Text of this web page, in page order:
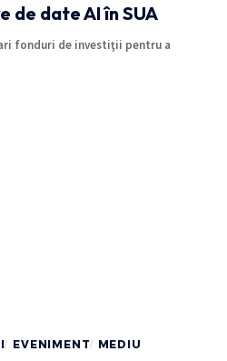
de date AI în SUA
fonduri de investiţii pentru a
EVENIMENT MEDIU